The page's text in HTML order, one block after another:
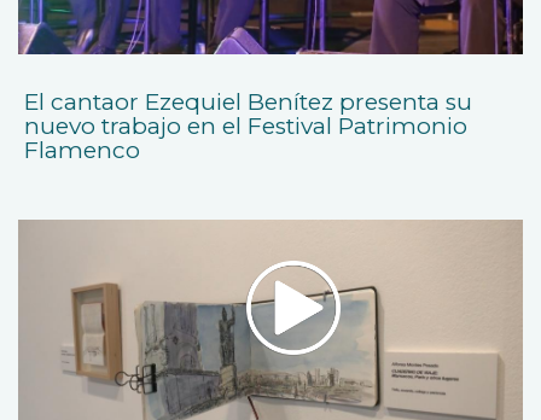
El cantaor Ezequiel Benítez presenta su
nuevo trabajo en el Festival Patrimonio
Flamenco